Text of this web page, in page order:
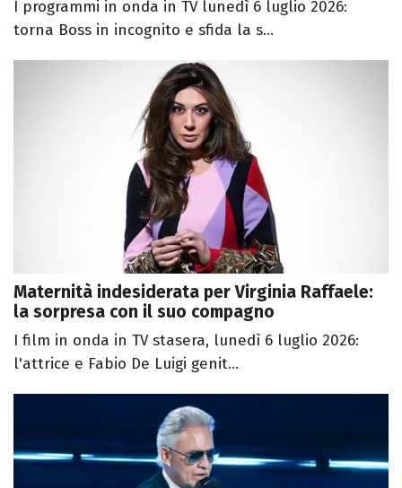
I programmi in onda in TV lunedì 6 luglio 2026:
torna Boss in incognito e sfida la s...
Maternità indesiderata per Virginia Raffaele:
la sorpresa con il suo compagno
I film in onda in TV stasera, lunedì 6 luglio 2026:
l'attrice e Fabio De Luigi genit...